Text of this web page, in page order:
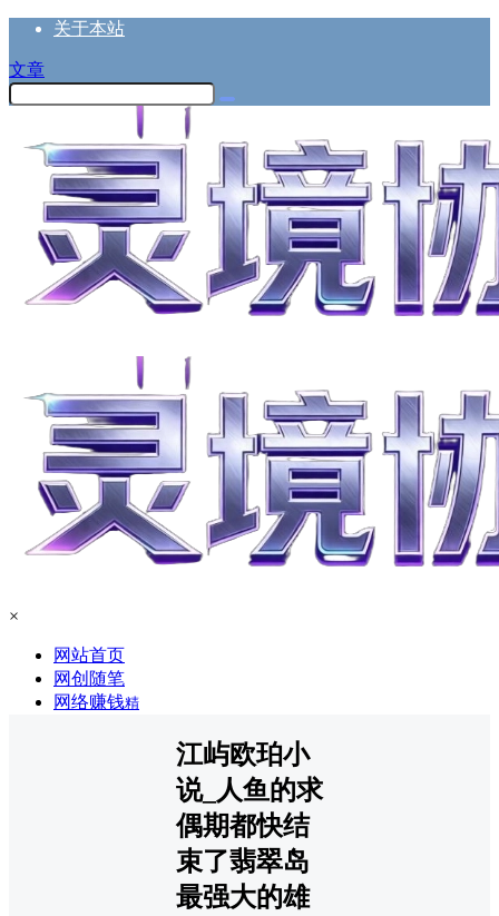
关于本站
文章
×
网站首页
网创随笔
网络赚钱精
江屿欧珀小
说_人鱼的求
偶期都快结
束了翡翠岛
最强大的雄